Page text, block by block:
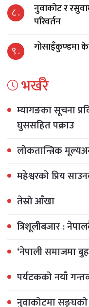
८ .
नुवाकोट र
परिवर्तन
९ . गोसाइँकुण्डमा
भर्खरै
म्यागङका सूचना
घुससहित पक्राउ
लोकतान्त्रिक
महेश्वरको प्रिय
तेस्रो आँखा
त्रिशूलीबजार :
‘नेपाली समाजमा
पर्यटकको नयाँ
नुवाकोटमा